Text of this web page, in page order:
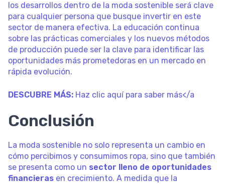
los desarrollos dentro de la moda sostenible será clave
para cualquier persona que busque invertir en este
sector de manera efectiva. La educación continua
sobre las prácticas comerciales y los nuevos métodos
de producción puede ser la clave para identificar las
oportunidades más prometedoras en un mercado en
rápida evolución.
DESCUBRE MÁS: Haz clic aquí para saber más</a
Conclusión
La moda sostenible no solo representa un cambio en
cómo percibimos y consumimos ropa, sino que también
se presenta como un sector lleno de oportunidades
financieras en crecimiento. A medida que la